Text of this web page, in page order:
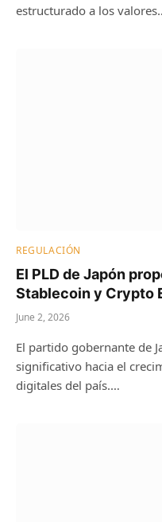
estructurado a los
REGULACIÓN
El PLD de Japón
Stablecoin y Crypto
June 2, 2026
El partido gobernante de
significativo hacia el
digitales del país.…